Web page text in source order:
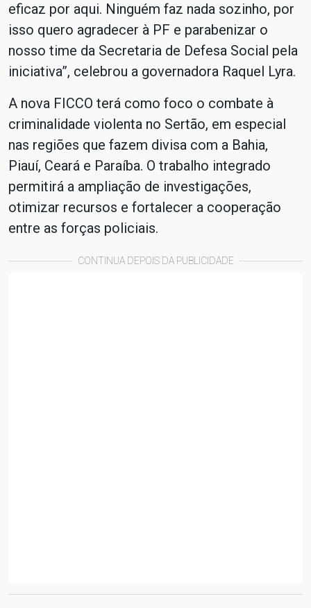
eficaz por aqui. Ninguém faz nada sozinho, por
isso quero agradecer à PF e parabenizar o
nosso time da Secretaria de Defesa Social pela
iniciativa”, celebrou a governadora Raquel Lyra.
A nova FICCO terá como foco o combate à
criminalidade violenta no Sertão, em especial
nas regiões que fazem divisa com a Bahia,
Piauí, Ceará e Paraíba. O trabalho integrado
permitirá a ampliação de investigações,
otimizar recursos e fortalecer a cooperação
entre as forças policiais.
CONTINUA DEPOIS DA PUBLICIDADE